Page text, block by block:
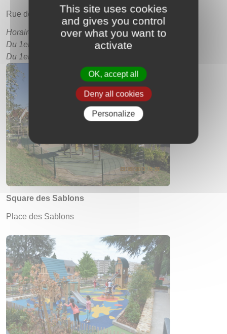
Rue des Brûlis
Horaires d’ouverture :
Du 1er octobre au 31 mars de 9h à 17h30
Du 1er avril au 30 septembre de 8h30 à 19h
Square des Sablons
Place des Sablons
This site uses cookies
and gives you control
over what you want to
activate
OK, accept all
Deny all cookies
Personalize